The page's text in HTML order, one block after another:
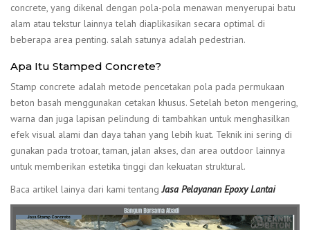
concrete, yang dikenal dengan pola-pola menawan menyerupai batu
alam atau tekstur lainnya telah diaplikasikan secara optimal di
beberapa area penting. salah satunya adalah pedestrian.
Apa Itu Stamped Concrete?
Stamp concrete adalah metode pencetakan pola pada permukaan
beton basah menggunakan cetakan khusus. Setelah beton mengering,
warna dan juga lapisan pelindung di tambahkan untuk menghasilkan
efek visual alami dan daya tahan yang lebih kuat. Teknik ini sering di
gunakan pada trotoar, taman, jalan akses, dan area outdoor lainnya
untuk memberikan estetika tinggi dan kekuatan struktural.
Baca artikel lainya dari kami tentangJasa Pelayanan Epoxy Lantai